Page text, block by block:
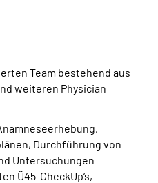
Team bestehend aus
weiteren Physician
Durchführung von
Untersuchungen
Ü45-CheckUp‘s,